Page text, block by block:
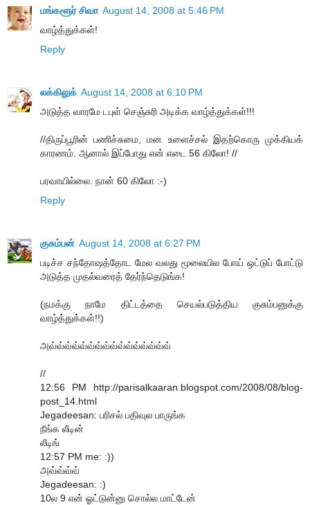
மங்களூர் சிவா August 14, 2008 at 5:46 PM
வாழ்த்துக்கள்!
Reply
லக்கிலுக் August 14, 2008 at 6:10 PM
அடுத்த வாரமே டபுள் செஞ்சுரி அடிக்க வாழ்த்துக்கள்!!!
//திருப்பூரின் பணிச்சுமை, மன உளைச்சல் இதற்கொரு முக்கியக்
காரணம். ஆனால் இப்போது என் எடை 56 கிலோ! //
பரவாயில்லை. நான் 60 கிலோ :-)
Reply
குசும்பன் August 14, 2008 at 6:27 PM
படிச்ச சந்தோஷத்தோட மேல வலது மூலையில போய் ஒட்டுப் போட்டு
அடுத்த முதல்வரைத் தேர்ந்தெடுங்க!
(நமக்கு நாமே திட்டத்தை செயல்படுத்திய குசும்பனுக்கு
வாழ்த்துக்கள்!!)
அவ்வ்வ்வ்வ்வ்வ்வ்வ்வ்வ்வ்வ்வ்வ்வ்
//
12:56 PM http://parisalkaaran.blogspot.com/2008/08/blog-
post_14.html
Jegadeesan: பரிசல் பதிவுல பாருங்க
நீங்க லீடின்
லீடிங்
12:57 PM me: :))
அவ்வ்வ்வ்
Jegadeesan: :)
10ல 9 என் ஓட்டுன்னு சொல்ல மாட்டேன்